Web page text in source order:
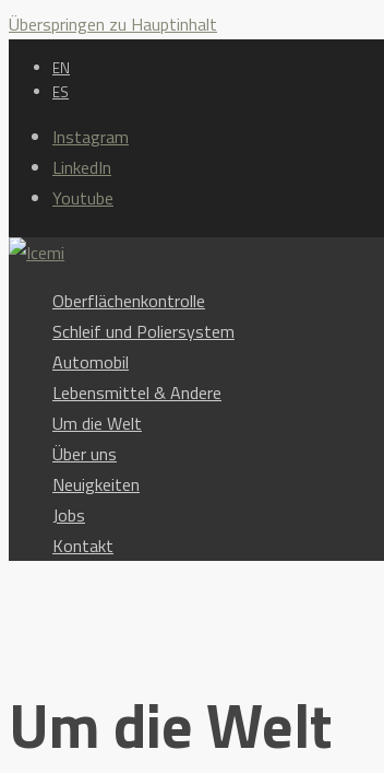
Überspringen zu Hauptinhalt
EN
ES
Instagram
LinkedIn
Youtube
Oberflächenkontrolle
Schleif und Poliersystem
Automobil
Lebensmittel & Andere
Um die Welt
Über uns
Neuigkeiten
Jobs
Kontakt
Um die Welt